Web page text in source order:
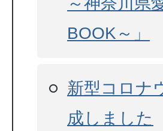
BOOK～」
新型コロナ
成しました